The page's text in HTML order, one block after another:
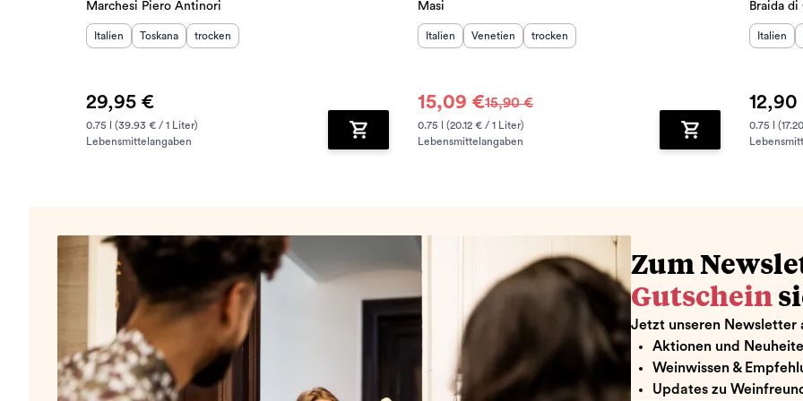
Marchesi Piero Antinori
Herkunftsland:
Italien Herkunftsregion:
Toskana Geschmack
trocken
29,95 €
0.75 l (39.93 € / 1 Liter)
Lebensmittelangaben
Zum Warenkorb hinzufügen
Masi
Herkunftsland:
Italien Herkunftsregion:
Venetien Geschmack
trocken
15,09 €15,90 €
0.75 l (20.12 € / 1 Liter)
Lebensmittelangaben
Zum Warenkorb
Braida di
Italien
12,90
0.75 l
Zum
Gutschein
Jetzt unseren Newsletter
Aktionen und
Weinwissen &
Updates zu